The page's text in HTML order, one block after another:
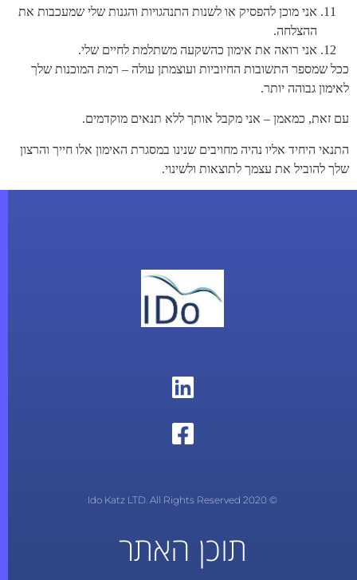
אני מוכן להפסיק או לשנות התנהגויות והגנות שלי שמעכבות את
ההצלחה.
אני רואה את אימון כהשקעה משתלמת לחיים שלי.
ככל שמספר התשובות החיוביות ועוצמתן עולה – רמת המוכנות שלך
לאימון גבוהה יותר.
עם זאת, כמאמן – אני מקבל אותך ללא תנאים מוקדמים.
התנאי היחיד אליו נהיה מחויבים שנינו במסגרת האימון אלו חייך והרצון
שלך להוביל את עצמך לתוצאות ולשינוי.
© 2020 Ido Katz LTD. All Rights Reserved
תוכן האתר